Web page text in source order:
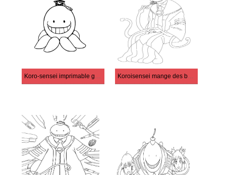
Koro-sensei imprimable gratuitement Koroisensei mange des bonbons